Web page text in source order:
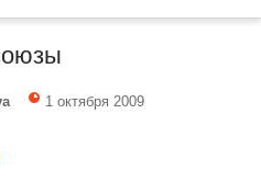
1 октября 2009